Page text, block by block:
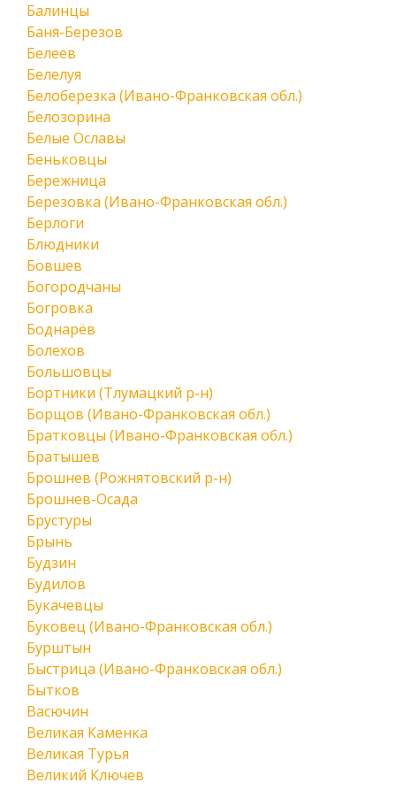
Балинцы
Баня-Березов
Белеев
Белелуя
Белоберезка (Ивано-Франковская обл.)
Белозорина
Белые Ославы
Беньковцы
Бережница
Березовка (Ивано-Франковская обл.)
Берлоги
Блюдники
Бовшев
Богородчаны
Богровка
Боднарёв
Болехов
Большовцы
Бортники (Тлумацкий р-н)
Борщов (Ивано-Франковская обл.)
Братковцы (Ивано-Франковская обл.)
Братышев
Брошнев (Рожнятовский р-н)
Брошнев-Осада
Брустуры
Брынь
Будзин
Будилов
Букачевцы
Буковец (Ивано-Франковская обл.)
Бурштын
Быстрица (Ивано-Франковская обл.)
Бытков
Васючин
Великая Каменка
Великая Турья
Великий Ключев